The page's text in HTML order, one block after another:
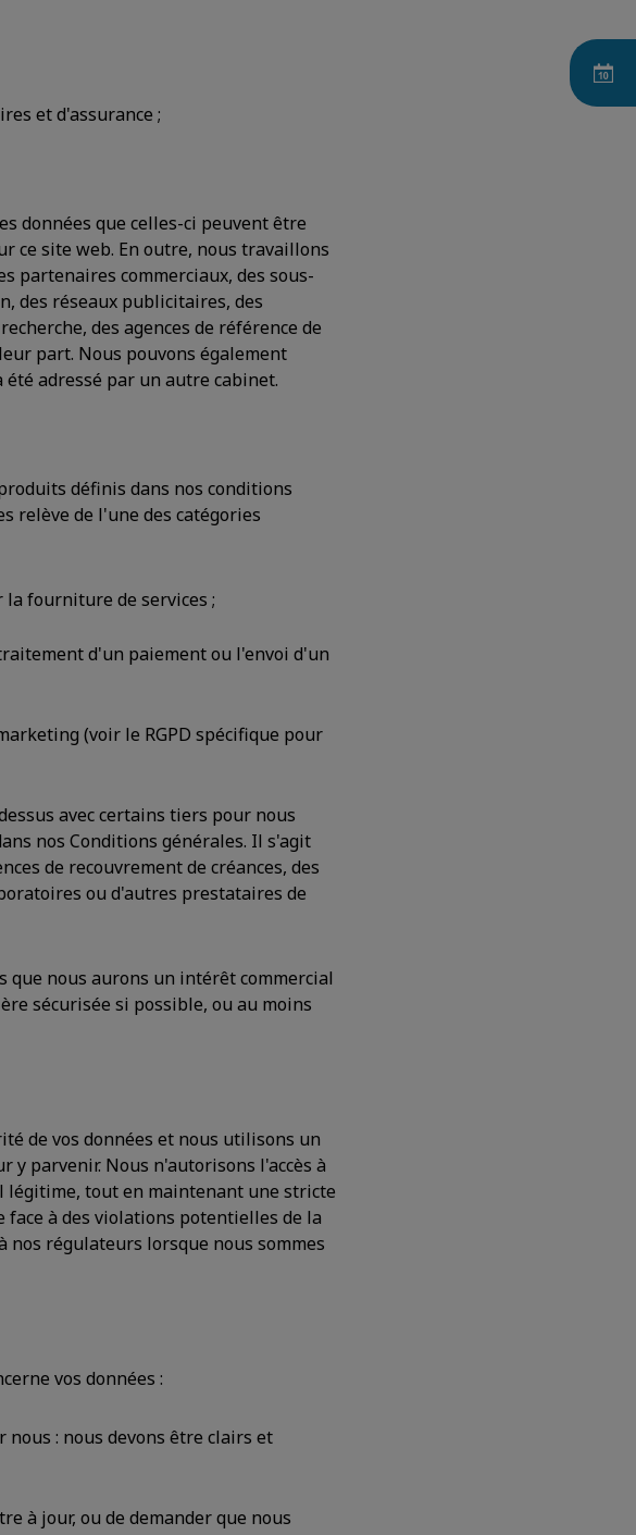
et d'assurance ;
données que celles-ci peuvent être
ce site web. En outre, nous travaillons
partenaires commerciaux, des sous-
des réseaux publicitaires, des
des agences de référence de
part. Nous pouvons également
adressé par un autre cabinet.
définis dans nos conditions
relève de l'une des catégories
la fourniture de services ;
d'un paiement ou l'envoi d'un
(voir le RGPD spécifique pour
avec certains tiers pour nous
nos Conditions générales. Il s'agit
de recouvrement de créances, des
ou d'autres prestataires de
que nous aurons un intérêt commercial
sécurisée si possible, ou au moins
de vos données et nous utilisons un
parvenir. Nous n'autorisons l'accès à
légitime, tout en maintenant une stricte
à des violations potentielles de la
nos régulateurs lorsque nous sommes
vos données :
: nous devons être clairs et
à jour, ou de demander que nous